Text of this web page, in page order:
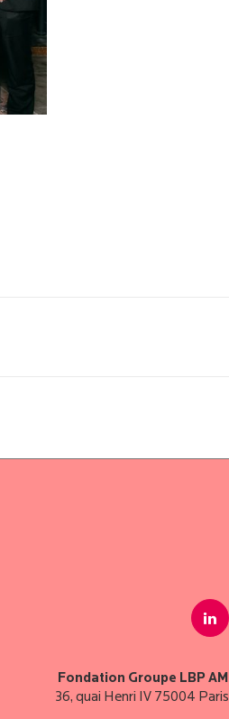
Fondation Groupe LBP AM
36, quai Henri IV 75004 Paris